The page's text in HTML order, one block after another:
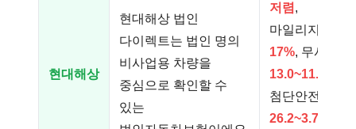
현대해상
현대해상 법인
다이렉트는 법인 명의
비사업용 차량을
중심으로 확인할 수
있는
저렴 ,
마일리지
17%, 무사고
13.0~11.4%
첨단안전장치
26.2~3.7%